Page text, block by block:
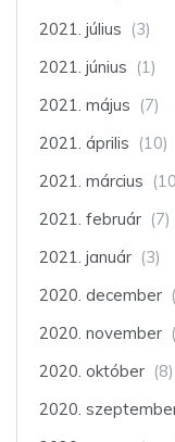
2021. július (3)
2021. június (1)
2021. május (7)
2021. április (10)
2021. március
2021. február (7)
2021. január (3)
2020. december
2020. november
2020. október (8)
2020.